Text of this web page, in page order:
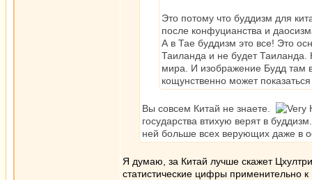
Это потому что буддизм для
после конфуцианства и
А в Тае буддизм это все! Это
Таиланда и не будет
мира. И изображение Будд там
кощунственно может
Вы совсем Китай не знаете.
государства втихую верят в
ней больше всех верующих даже в
Я думаю, за Китай лучше скажет
статистические цифры применительно